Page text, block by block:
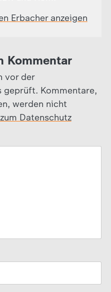
Erbacher anzeigen
Kommentar
vor der
geprüft. Kommentare,
werden nicht
Datenschutz